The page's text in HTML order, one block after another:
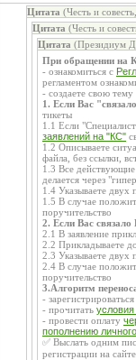
Цитата (Честь и
Цитата (Честь и
Цитата (Президиум
При обращении на
- ознакомиться с
регламентом
- создаете свою
1. Если Вас
тикеты
1.1 Если
заявлений на "КС"
1.2 Описываете
файла, без ссылки,
1.3 Все
делается через
1.4 Указываете двух
1.5 В случае
поручительство
2. Если Вас
2.1 В заявление
2.2 Прикладываете
2.3 Указываете двух
2.4 В случае
поручительство
3.Алгоритм
-
- прочитать
- провести оплату
пополнению
✅ Выслать одним
регистрации на